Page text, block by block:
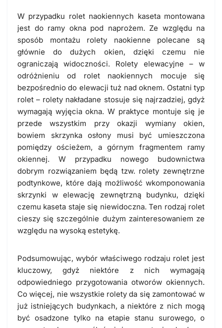
W przypadku rolet naokiennych kaseta montowana
jest do ramy okna pod naprożem. Ze względu na
sposób montażu rolety naokienne polecane są
głównie do dużych okien, dzięki czemu nie
ograniczają widoczności. Rolety elewacyjne – w
odróżnieniu od rolet naokiennych mocuje się
bezpośrednio do elewacji tuż nad oknem. Ostatni typ
rolet – rolety nakładane stosuje się najrzadziej, gdyż
wymagają wyjęcia okna. W praktyce montuje się je
przede wszystkim przy okazji wymiany okien,
bowiem skrzynka osłony musi być umieszczona
pomiędzy ościeżem, a górnym fragmentem ramy
okiennej. W przypadku nowego budownictwa
dobrym rozwiązaniem będą tzw. rolety zewnętrzne
podtynkowe, które dają możliwość wkomponowania
skrzynki w elewację zewnętrzną budynku, dzięki
czemu kaseta staje się niewidoczna. Ten rodzaj rolet
cieszy się szczególnie dużym zainteresowaniem ze
względu na wysoką estetykę.
Podsumowując, wybór właściwego rodzaju rolet jest
kluczowy, gdyż niektóre z nich wymagają
odpowiedniego przygotowania otworów okiennych.
Co więcej, nie wszystkie rolety da się zamontować w
już istniejących budynkach, a niektóre z nich mogą
być osadzone tylko na etapie stanu surowego, o